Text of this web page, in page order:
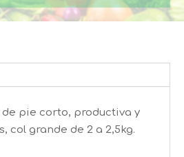
pie corto, productiva y
col grande de 2 a 2,5kg.